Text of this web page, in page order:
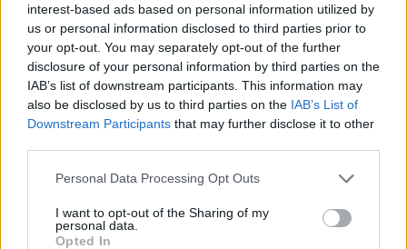
interest-based ads based on personal information utilized by
us or personal information disclosed to third parties prior to
your opt-out. You may separately opt-out of the further
disclosure of your personal information by third parties on the
IAB’s list of downstream participants. This information may
also be disclosed by us to third parties on the IAB’s List of
Downstream Participants that may further disclose it to other
Please note that this website/app uses one or more Google
not limited to your visit or usage behaviour. You may click to
grant or deny consent to Google and its third-party tags to
Personal Data Processing Opt Outs
I want to opt-out of the Sharing of my
personal data.
Opted In